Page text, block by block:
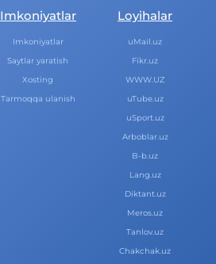
Imkoniyatlar
Imkoniyatlar
Saytlar yaratish
Xosting
Tarmoqqa ulanish
Loyihalar
uMail.uz
Fikr.uz
WWW.UZ
uTube.uz
uSport.uz
Arboblar.uz
B-b.uz
Lang.uz
Diktant.uz
Meros.uz
Tanlov.uz
Chakchak.uz